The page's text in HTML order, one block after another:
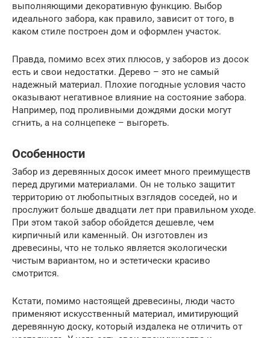
выполняющими декоративную функцию. Выбор
идеального забора, как правило, зависит от того, в
каком стиле построен дом и оформлен участок.
Правда, помимо всех этих плюсов, у заборов из досок
есть и свои недостатки. Дерево – это не самый
надежный материал. Плохие погодные условия часто
оказывают негативное влияние на состояние забора.
Например, под проливными дождями доски могут
сгнить, а на солнцепеке – выгореть.
Особенности
Забор из деревянных досок имеет много преимуществ
перед другими материалами. Он не только защитит
территорию от любопытных взглядов соседей, но и
прослужит больше двадцати лет при правильном уходе.
При этом такой забор обойдется дешевле, чем
кирпичный или каменный. Он изготовлен из
древесины, что не только является экологически
чистым вариантом, но и эстетически красиво
смотрится.
Кстати, помимо настоящей древесины, люди часто
применяют искусственный материал, имитирующий
деревянную доску, который издалека не отличить от